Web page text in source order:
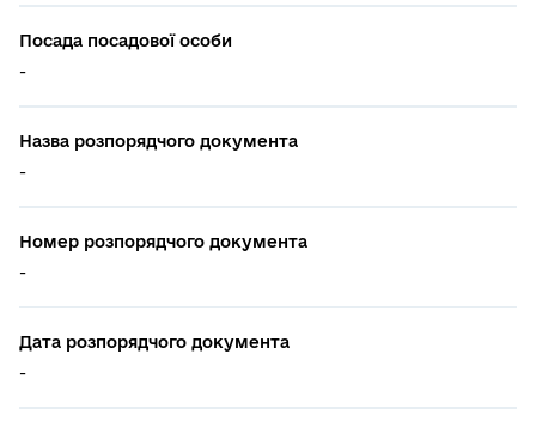
Посада посадової особи
-
Назва розпорядчого документа
-
Номер розпорядчого документа
-
Дата розпорядчого документа
-